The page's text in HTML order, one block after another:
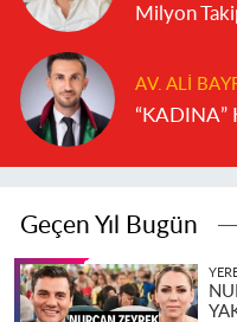
Milyon
AV. ALI
“KADINA”
Geçen Yıl Bugün